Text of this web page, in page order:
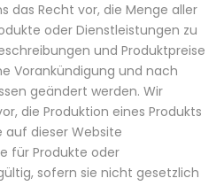
das Recht vor, die Menge aller
oder Dienstleistungen zu
und Produktpreise
Vorankündigung und nach
geändert werden. Wir
die Produktion eines Produkts
auf dieser Website
für Produkte oder
sofern sie nicht gesetzlich